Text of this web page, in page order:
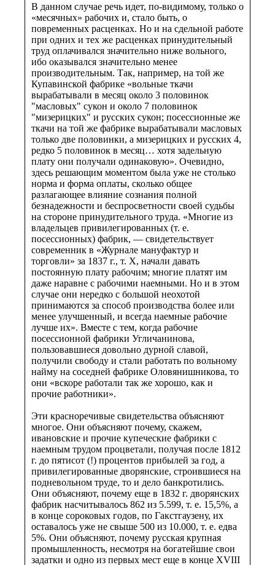
В данном случае речь идет, по-видимому, только о
«месячных» рабочих и, стало быть, о
повременных расценках. Но и на сдельной работе
при одних и тех же расценках принудительный
труд оплачивался значительно ниже вольного,
ибо оказывался значительно менее
производительным. Так, например, на той же
Купавинской фабрике «вольные ткачи
вырабатывали в месяц около 3 половинок
"масловых" сукон и около 7 половинок
"мизерицких" и русских сукон; посессионные же
ткачи на той же фабрике вырабатывали масловых
только две половинки, а мизерицких и русских 4,
редко 5 половинок в месяц… хотя задельную
плату они получали одинаковую». Очевидно,
здесь решающим моментом была уже не столько
норма и форма оплаты, сколько общее
разлагающее влияние сознания полной
безнадежности и беспросветности своей судьбы
на стороне принудительного труда. «Многие из
владельцев привилегированных (т. е.
посессионных) фабрик, — свидетельствует
современник в «Журнале мануфактур и
торговли» за 1837 г., т. X, начали давать
постоянную плату рабочим; многие платят им
даже наравне с рабочими наемными. Но и в этом
случае они нередко с большой неохотой
принимаются за способ производства более или
менее улучшенный, и всегда наемные рабочие
лучше их». Вместе с тем, когда рабочие
посессионной фабрики Угличанинова,
пользовавшиеся довольно дурной славой,
получили свободу и стали работать по вольному
найму на соседней фабрике Оловянишникова, то
они «вскоре работали так же хорошо, как и
прочие работники».
Эти красноречивые свидетельства объясняют
многое. Они объясняют почему, скажем,
ивановские и прочие купеческие фабрики с
наемным трудом процветали, получая после 1812
г. до пятисот (!) процентов прибылей за год, а
привилегированные дворянские, строившиеся на
подневольном труде, то и дело банкротились.
Они объясняют, почему еще в 1832 г. дворянских
фабрик насчитывалось 862 из 5.599, т. е. 15,5%, а
в конце сороковых годов, по Гакстгаузену, их
оставалось уже не свыше 500 из 10.000, т. е. едва
5%. Они объясняют, почему русская крупная
промышленность, несмотря на богатейшие свои
задатки и одно из первых мест еще в конце XVIII